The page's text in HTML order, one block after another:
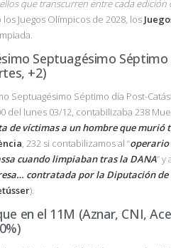
que transcurren entre cada edición
Juegos Olímpicos de 2028, los
Septuagésimo
+2)
Septuagésimo Séptimo día Post-
del lunes 03/12, contabilizaba 238
de víctimas a un hombre que murió
, 232 si contabilizamos al “operario
cuando limpiaban tras la DANA” y
contratada por la Diputación
).
en el 11M (Aznar, CNI,